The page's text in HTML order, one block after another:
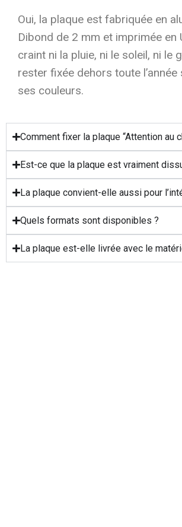
Oui, la plaque est fabriquée en
Dibond de 2 mm et imprimée en
craint ni la pluie, ni le soleil, ni le
rester fixée dehors toute
ses couleurs.
Comment fixer la plaque “Attention au
Est-ce que la plaque est vraiment
La plaque convient-elle aussi pour
Quels formats sont disponibles ?
La plaque est-elle livrée avec le